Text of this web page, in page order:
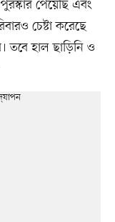
পেয়েছি এবং
চেষ্টা করেছে
তবে হাল ছাড়িনি ও